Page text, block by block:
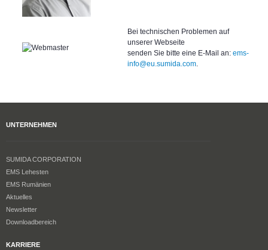
Bei technischen Problemen auf
unserer Webseite
senden Sie bitte eine E-Mail an: ems-
info@eu.sumida.com.
UNTERNEHMEN
SUMIDA CORPORATION
EMS Lehesten
EMS Rumänien
Aktuelles
Newsletter
Downloadbereich
KARRIERE